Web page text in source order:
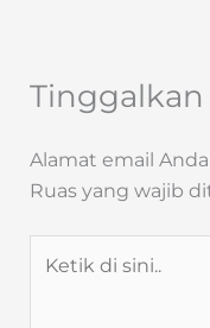
Alamat email
Ruas yang wajib